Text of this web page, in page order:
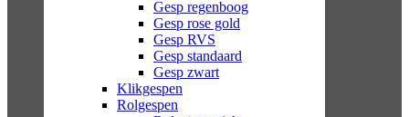
Gesp regenboog
Gesp rose gold
Gesp RVS
Gesp standaard
Gesp zwart
Klikgespen
Rolgespen